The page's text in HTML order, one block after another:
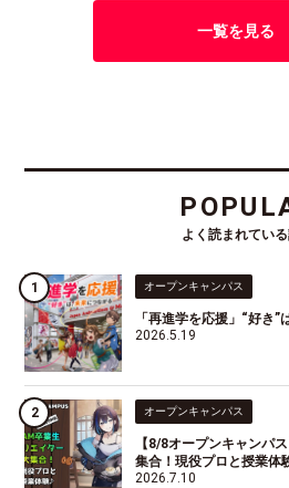
一覧を見る
よく読まれてい
オープンキャンパス
「再進学を応援」“好き
2026.5.19
オープンキャンパス
【8/8オープンキャンパ
集合！現役プロと授業体
2026.7.10